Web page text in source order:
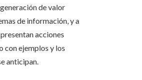
de valor
de información, y a
acciones
con ejemplos y los
anticipan.